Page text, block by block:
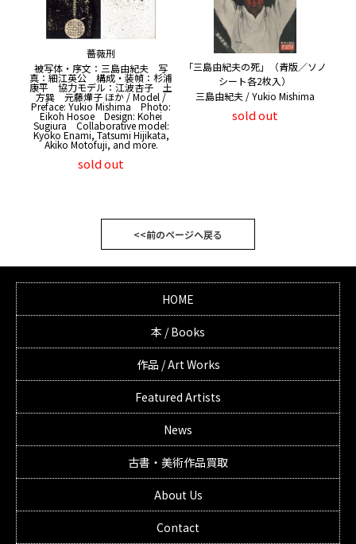
薔薇刑
被写体・序文：三島由紀夫 写
真：細江英公 構成・装幀：杉浦
康平 協力モデル：江波杏子 土
方巽 元藤燁子 ほか / Model /
Preface: Yukio Mishima Photo:
Eikoh Hosoe Design: Kohei
Sugiura Collaborative model:
Kyoko Enami, Tatsumi Hijikata,
Akiko Motofuji, and more.
sold out
「三島由紀夫の死」（青版／ソノ
シート各2枚入）
三島由紀夫 / Yukio Mishima
sold out
<<前のページへ戻る
HOME
本 / Books
作品 / Art Works
Featured Artists
News
古書・美術作品買取
About Us
Contact